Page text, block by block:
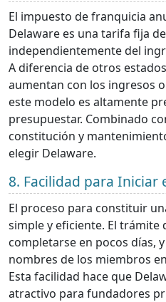
El impuesto de franquicia
Delaware es una tarifa fija de
independientemente del
A diferencia de otros
aumentan con los ingresos
este modelo es altamente
presupuestar. Combinado
constitución y
elegir Delaware.
8. Facilidad para Iniciar
El proceso para constituir
simple y eficiente. El trámite
completarse en pocos días,
nombres de los miembros
Esta facilidad hace que
atractivo para fundadores